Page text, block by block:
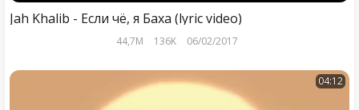
Jah Khalib - Если чё, я Баха (lyric video)
44,7M 136K 06/02/2017
04:12